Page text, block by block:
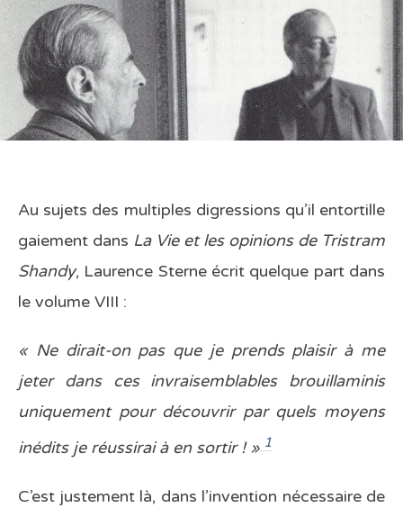
Au sujets des multiples digressions qu’il entortille
gaiement dans La Vie et les opinions de Tristram
Shandy, Laurence Sterne écrit quelque part dans
le volume VIII :
« Ne dirait-on pas que je prends plaisir à me
jeter dans ces invraisemblables brouillaminis
uniquement pour découvrir par quels moyens
inédits je réussirai à en sortir ! » 1
C’est justement là, dans l’invention nécessaire de